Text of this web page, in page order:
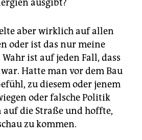
ausgibt?
aber wirklich auf allen
oder ist das nur meine
ist auf jeden Fall, dass
Hatte man vor dem Bau
zu diesem oder jenem
oder falsche Politik
auf die Straße und hoffte,
zu kommen.